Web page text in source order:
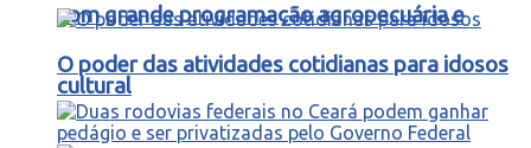
com grande programação agropecuária e
cultural
O poder das atividades cotidianas para idosos